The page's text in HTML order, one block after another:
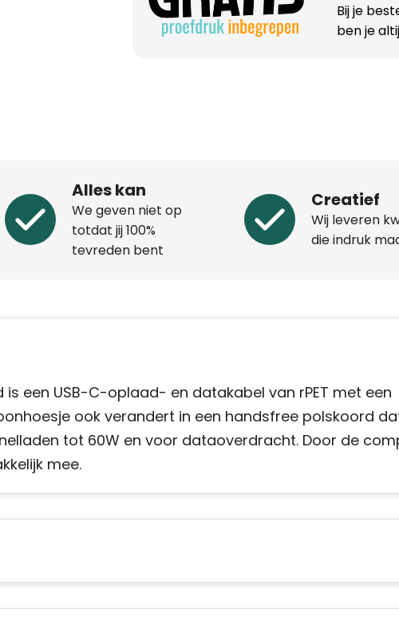
Bij je
ben je
Alles kan
We geven niet op
totdat jij 100%
tevreden bent
Creatief
Wij leveren
die indruk
is een USB-C-oplaad- en datakabel van rPET met een
ook verandert in een handsfree polskoord
tot 60W en voor dataoverdracht. Door de
mee.